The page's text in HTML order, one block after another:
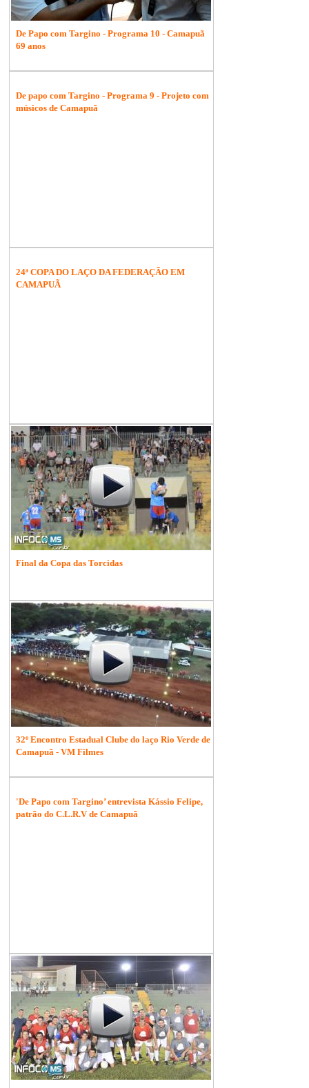
De Papo com Targino - Programa 10 - Camapuã
69 anos
De papo com Targino - Programa 9 - Projeto com
músicos de Camapuã
24ª COPA DO LAÇO DA FEDERAÇÃO EM
CAMAPUÃ
Final da Copa das Torcidas
32º Encontro Estadual Clube do laço Rio Verde de
Camapuã - VM Filmes
'De Papo com Targino’ entrevista Kássio Felipe,
patrão do C.L.R.V de Camapuã